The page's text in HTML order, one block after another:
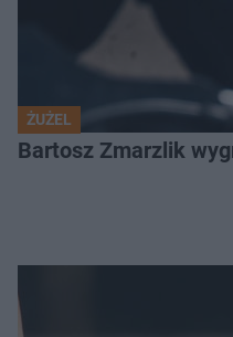
ŻUŻEL
Bartosz Zmarzlik